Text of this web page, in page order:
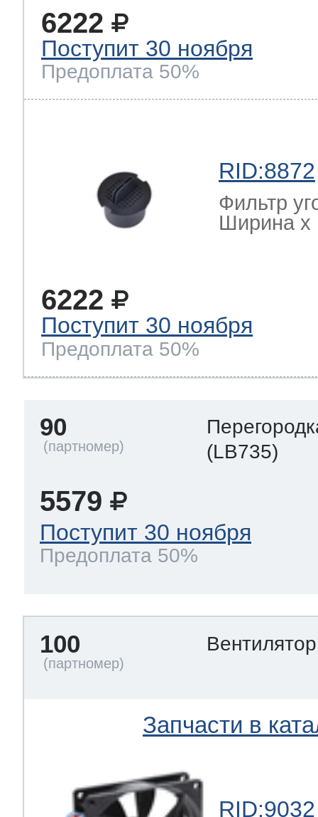
6222
Поступит 30 ноября
Предоплата 50%
RID:8872
Фильтр
Ширина х
6222
Поступит 30 ноября
Предоплата 50%
90
(LB735)
5579
Поступит 30 ноября
Предоплата 50%
100
Запчасти в
RID:9032